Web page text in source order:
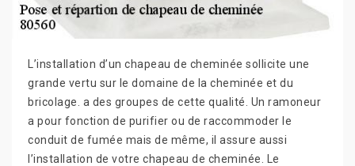
L’installation d’un chapeau de cheminée sollicite une
grande vertu sur le domaine de la cheminée et du
bricolage. a des groupes de cette qualité. Un ramoneur
a pour fonction de purifier ou de raccommoder le
conduit de fumée mais de même, il assure aussi
l’installation de votre chapeau de cheminée. Le